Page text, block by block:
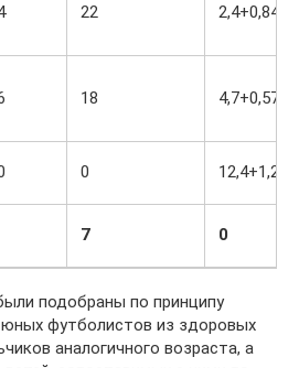
22 2,4+0,84
18 4,7+0,57
0 12,4+1,25
7 0
подобраны по принципу
футболистов из здоровых
аналогичного возраста, а